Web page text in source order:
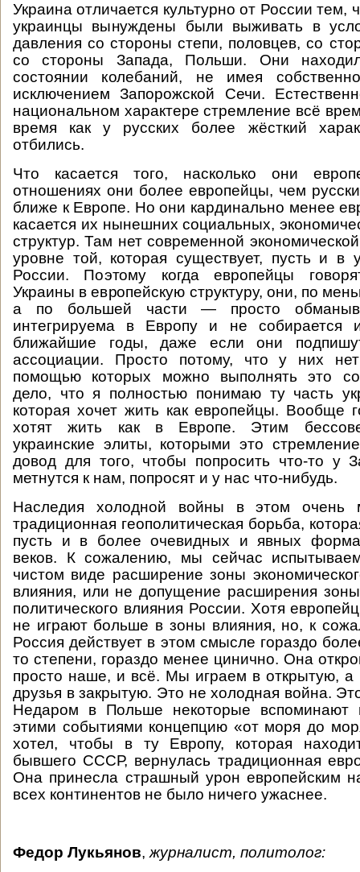
Украина отличается культурно от России тем,
украинцы вынуждены были выживать в
давления со стороны степи, половцев, со
со стороны Запада, Польши. Они
состоянии колебаний, не имея
исключением Запорожской Сечи.
национальном характере стремление всё
время как у русских более жёсткий
отбились.
Что касается того, насколько они
отношениях они более европейцы, чем
ближе к Европе. Но они кардинально менее
касается их нынешних социальных,
структур. Там нет современной
уровне той, которая существует, пусть и в
России. Поэтому когда европейцы
Украины в европейскую структуру, они, по
а по большей части — просто
интегрируема в Европу и не собирается
ближайшие годы, даже если они
ассоциации. Просто потому, что у них
помощью которых можно выполнять это
дело, что я полностью понимаю ту часть
которая хочет жить как европейцы. Вообще
хотят жить как в Европе. Этим
украинские элиты, которыми это
довод для того, чтобы попросить что-то у
метнутся к нам, попросят и у нас что-нибудь.
Наследия холодной войны в этом очень
традиционная геополитическая борьба,
пусть и в более очевидных и явных
веков. К сожалению, мы сейчас
чистом виде расширение зоны
влияния, или не допущение расширения зоны
политического влияния России. Хотя
не играют больше в зоны влияния, но, к
Россия действует в этом смысле гораздо
то степени, гораздо менее цинично. Она
просто наше, и всё. Мы играем в открытую, а
друзья в закрытую. Это не холодная война.
Недаром в Польше некоторые вспоминают
этими событиями концепцию «от моря до
хотел, чтобы в ту Европу, которая
бывшего СССР, вернулась традиционная
Она принесла страшный урон европейским
всех континентов не было ничего ужаснее.
Федор Лукьянов, журналист, политолог: